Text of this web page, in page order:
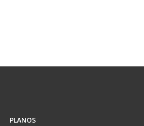
PLANOS